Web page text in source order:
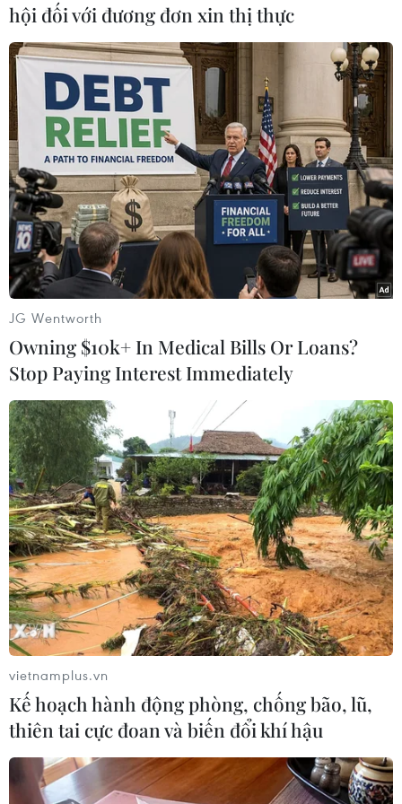
#Xung đột Israel-Iran
#Chiến sự Iran-Israel
#tình hình chiến sự Israel Iran
Iran Israel
Theo dõi VietnamPlus
CĂNG THẲNG IRAN-ISRAEL
Iran cảnh báo đáp trả, Israel tuyên bố sẵn sàng
nối lại chiến dịch quân sự
IRGC triển khai đợt tấn công thứ 17, Israel tấn
công hàng chục trung tâm chỉ huy ở Iran
Pháp tăng cường hiện diện quân sự tại Trung
Đông
Xung đột tại Trung Đông: Iran tiếp tục phóng tên
lửa vào Israel
Thương vụ Việt Nam tại Israel cập nhật thông
tin về tình hình giao thương
hội đối với đương đơn xin thị thực
JG Wentworth
Owning $10k+ In Medical Bills Or Loans?
Stop Paying Interest Immediately
vietnamplus.vn
Kế hoạch hành động phòng, chống bão, lũ,
thiên tai cực đoan và biến đổi khí hậu